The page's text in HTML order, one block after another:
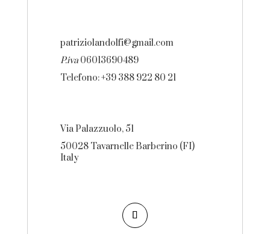
patriziolandolfi@gmail.com
P.iva 06013690489
Telefono: +39 388 922 80 21
Via Palazzuolo, 51
50028 Tavarnelle Barberino (FI)
Italy